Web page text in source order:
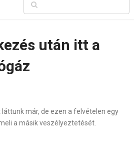
után itt a
már, de ezen a felvételen egy
a másik veszélyeztetését.